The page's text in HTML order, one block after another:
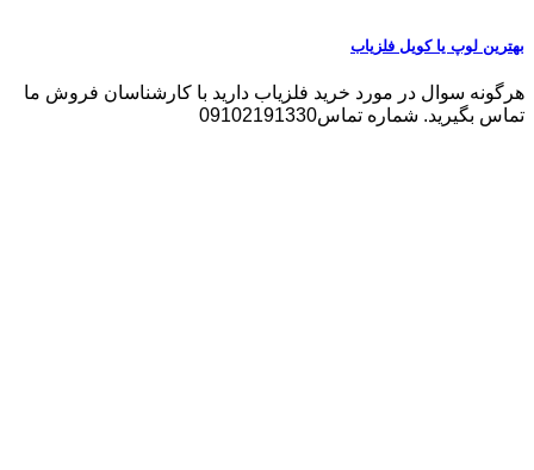
بهترین لوپ یا کویل فلزیاب
هرگونه سوال در مورد خرید فلزیاب دارید با کارشناسان فروش ما
تماس بگیرید. شماره تماس09102191330